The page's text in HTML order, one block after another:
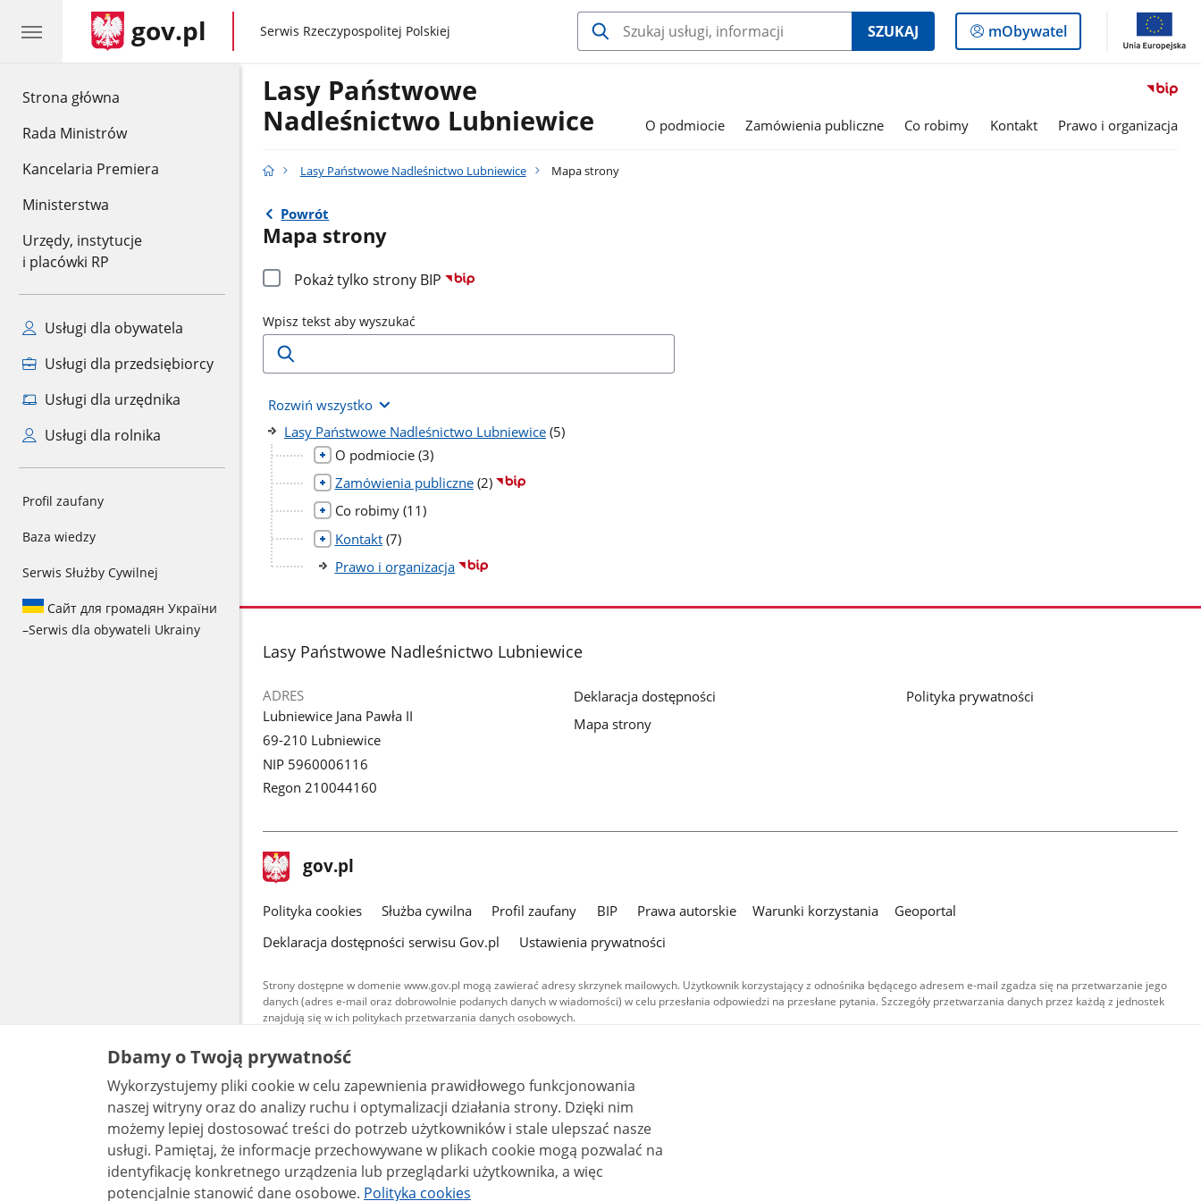
Strona główna
Rada Ministrów
Kancelaria Premiera
Ministerstwa
Urzędy, instytucje
i placówki RP
Usługi dla obywatela
Usługi dla przedsiębiorcy
Usługi dla urzędnika
Usługi dla rolnika
Profil zaufany
Baza wiedzy
Serwis Służby Cywilnej
Сайт для громадян України
–Serwis dla obywateli Ukrainy
gov.pl gov.pl
Serwis Rzeczypospolitej Polskiej SZUKAJ
Logowanie
do
mObywatel
Lasy Państwowe
Nadleśnictwo Lubniewice
O podmiocie Zamówienia publiczne Co robimy Kontakt Prawo i organizacja
Lasy Państwowe Nadleśnictwo Lubniewice Mapa strony
Powrót
Mapa strony
Pokaż tylko strony BIP
Wpisz tekst aby wyszukać
Rozwiń wszystko
Lasy Państwowe Nadleśnictwo Lubniewice liczba
(5)
O podmiocie liczba
podstron
(3)
Zamówienia publiczne liczba
(2)
Co robimy liczba
(11)
Kontakt liczba
(7)
Prawo i organizacja
stopka
Lasy Państwowe Nadleśnictwo Lubniewice
ADRES
Lubniewice Jana Pawła II
69-210 Lubniewice
NIP 5960006116
Regon 210044160
Deklaracja dostępności
Mapa strony
Polityka prywatności
stopka
gov.pl Strona
gov.pl
gov.pl
Polityka cookies Służba cywilna Profil zaufany BIP Prawa autorskie Warunki korzystania
Geoportal
Deklaracja dostępności serwisu Gov.pl
Ustawienia prywatności
Strony dostępne w domenie www.gov.pl mogą zawierać adresy skrzynek mailowych. Użytkownik korzystający z odnośnika będącego adresem e-mail zgadza się na przetwarzanie jego
danych (adres e-mail oraz dobrowolnie podanych danych w wiadomości) w celu przesłania odpowiedzi na przesłane pytania. Szczegóły przetwarzania danych przez każdą z jednostek
znajdują się w ich politykach przetwarzania danych osobowych.
Treści tekstowe publikowane w serwisie (z wyłączeniem treści audiowizualnych), są
udostępniane na licencji typu Creative Commons: uznanie autorstwa - na tych samych
warunkach 4.0 (CC BY-SA 4.0). Materiały audiowizualne, w tym zdjęcia, materiały audio i wideo,
są udostępniane na licencji typu Creative Commons: uznanie autorstwa użycie niekomercyjne -
bez utworów zależnych 4.0 (CC BY-NC-ND 4.0), o ile nie jest to stwierdzone inaczej.
Dbamy o Twoją prywatność
Wykorzystujemy pliki cookie w celu zapewnienia prawidłowego funkcjonowania
naszej witryny oraz do analizy ruchu i optymalizacji działania strony. Dzięki nim
możemy lepiej dostosować treści do potrzeb użytkowników i stale ulepszać nasze
usługi. Pamiętaj, że informacje przechowywane w plikach cookie mogą pozwalać na
identyfikację konkretnego urządzenia lub przeglądarki użytkownika, a więc
potencjalnie stanowić dane osobowe. Polityka cookies